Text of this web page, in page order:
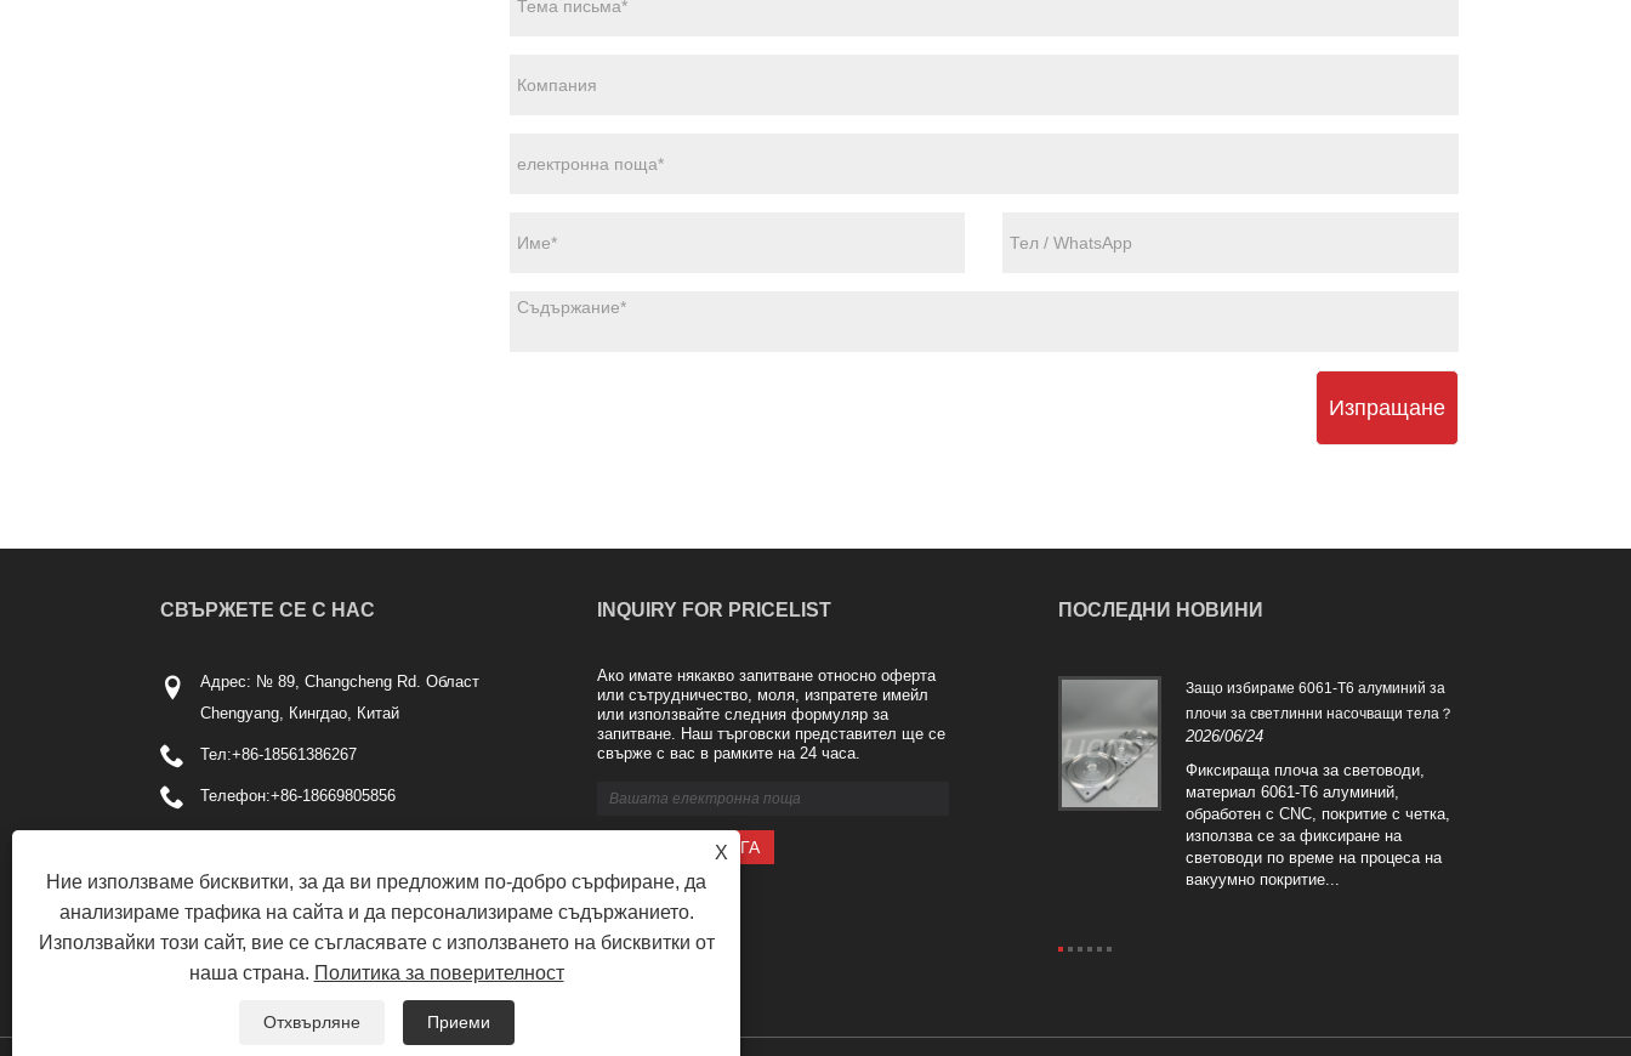
Изпращане
СВЪРЖЕТЕ СЕ С НАС
Адрес: № 89, Changcheng Rd. Област
Chengyang, Кингдао, Китай
Тел:+86-18561386267
Телефон:+86-18669805856
INQUIRY FOR PRICELIST
Ако имате някакво запитване относно оферта
или сътрудничество, моля, изпратете имейл
или използвайте следния формуляр за
запитване. Наш търговски представител ще се
свърже с вас в рамките на 24 часа.
ПОСЛЕДНИ НОВИНИ
Welcome Foreign Customers To Visit Our
Factory!
2026/05/22
visited Qingdao LIONSE Mechanical
manager, Mr. Huo, warmly welcomed the
Защо избираме 6061-T6 алуминий за
плочи за светлинни насочващи тела？
2026/06/24
Фиксираща плоча за световоди,
материал 6061-T6 алуминий,
обработен с CNC, покритие с четка,
използва се за фиксиране на
световоди по време на процеса на
вакуумно покритие...
X
Ние използваме бисквитки, за да ви предложим по-добро сърфиране, да
анализираме трафика на сайта и да персонализираме съдържанието.
Използвайки този сайт, вие се съгласявате с използването на бисквитки от
наша страна. Политика за поверителност
Отхвърляне Приеми